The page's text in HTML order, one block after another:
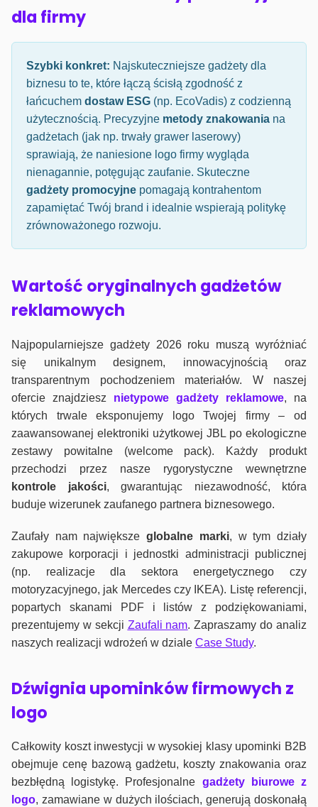
dla firmy
Szybki konkret: Najskuteczniejsze gadżety dla
biznesu to te, które łączą ścisłą zgodność z
łańcuchem dostaw ESG (np. EcoVadis) z codzienną
użytecznością. Precyzyjne metody znakowania na
gadżetach (jak np. trwały grawer laserowy)
sprawiają, że naniesione logo firmy wygląda
nienagannie, potęgując zaufanie. Skuteczne
gadżety promocyjne pomagają kontrahentom
zapamiętać Twój brand i idealnie wspierają politykę
zrównoważonego rozwoju.
Wartość oryginalnych gadżetów
reklamowych
Najpopularniejsze gadżety 2026 roku muszą wyróżniać
się unikalnym designem, innowacyjnością oraz
transparentnym pochodzeniem materiałów. W naszej
ofercie znajdziesz nietypowe gadżety reklamowe, na
których trwale eksponujemy logo Twojej firmy – od
zaawansowanej elektroniki użytkowej JBL po ekologiczne
zestawy powitalne (welcome pack). Każdy produkt
przechodzi przez nasze rygorystyczne wewnętrzne
kontrole jakości, gwarantując niezawodność, która
buduje wizerunek zaufanego partnera biznesowego.
Zaufały nam największeglobalne marki, w tym działy
zakupowe korporacji i jednostki administracji publicznej
(np. realizacje dla sektora energetycznego czy
motoryzacyjnego, jak Mercedes czy IKEA). Listę referencji,
popartych skanami PDF i listów z podziękowaniami,
prezentujemy w sekcji Zaufali nam. Zapraszamy do analiz
naszych realizacji wdrożeń w dziale Case Study.
Dźwignia upominków firmowych z
logo
Całkowity koszt inwestycji w wysokiej klasy upominki B2B
obejmuje cenę bazową gadżetu, koszty znakowania oraz
bezbłędną logistykę. Profesjonalne gadżety biurowe z
logo, zamawiane w dużych ilościach, generują doskonałą